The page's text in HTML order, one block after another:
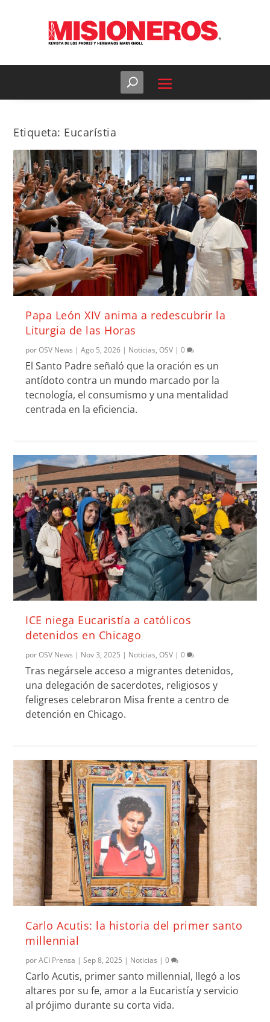
Etiqueta: Eucarístia
Papa León XIV anima a redescubrir la
Liturgia de las Horas
porOSV News |Ago 5, 2026 | Noticias,OSV |0
El Santo Padre señaló que la oración es un
antídoto contra un mundo marcado por la
tecnología, el consumismo y una mentalidad
centrada en la eficiencia.
ICE niega Eucaristía a católicos
detenidos en Chicago
porOSV News | Nov 3, 2025 | Noticias,OSV |0
Tras negársele acceso a migrantes detenidos,
una delegación de sacerdotes, religiosos y
feligreses celebraron Misa frente a centro de
detención en Chicago.
Carlo Acutis: la historia del primer santo
millennial
porACI Prensa |Sep 8, 2025 | Noticias |0
Carlo Acutis, primer santo millennial, llegó a los
altares por su fe, amor a la Eucaristía y servicio
al prójimo durante su corta vida.